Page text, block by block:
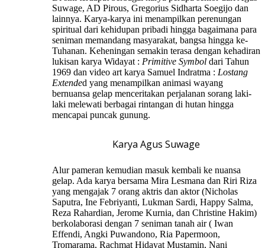
Suwage, AD Pirous, Gregorius Sidharta Soegijo dan
lainnya. Karya-karya ini menampilkan perenungan
spiritual dari kehidupan pribadi hingga bagaimana para
seniman memandang masyarakat, bangsa hingga ke-
Tuhanan. Keheningan semakin terasa dengan kehadiran
lukisan karya Widayat : Primitive Symbol dari Tahun
1969 dan video art karya Samuel Indratma : Lostang
Extended yang menampilkan animasi wayang
bernuansa gelap menceritakan perjalanan sorang laki-
laki melewati berbagai rintangan di hutan hingga
mencapai puncak gunung.
Karya Agus Suwage
Alur pameran kemudian masuk kembali ke nuansa
gelap. Ada karya bersama Mira Lesmana dan Riri Riza
yang mengajak 7 orang aktris dan aktor (Nicholas
Saputra, Ine Febriyanti, Lukman Sardi, Happy Salma,
Reza Rahardian, Jerome Kurnia, dan Christine Hakim)
berkolaborasi dengan 7 seniman tanah air ( Iwan
Effendi, Angki Puwandono, Ria Papermoon,
Tromarama, Rachmat Hidayat Mustamin, Nani